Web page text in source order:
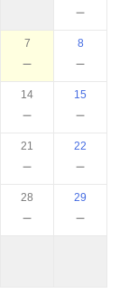
－
7
－
8
－
14
－
15
－
21
－
22
－
28
－
29
－